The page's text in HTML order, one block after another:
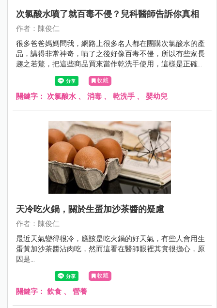
次氯酸水噴了就百毒不侵？兒科醫師告訴你真相
作者：陳俊仁
很多爸爸媽媽問我，網路上很多名人都在團購次氯酸水的產
品，講得非常神奇，噴了之後好像百毒不侵，所以有些家長
趨之若鶩，把這些商品買來當作乾洗手使用，這樣是正確的
收藏
關鍵字： 次氯酸水 、 消毒 、 乾洗手 、 嬰幼兒
天冷吃火鍋，關於生蛋加沙茶醬的疑慮
作者：陳俊仁
最近天氣變得很冷，應該是吃火鍋的好天氣，有些人會用生
蛋黃加沙茶醬沾肉吃，然而這看在醫師眼裡其實很擔心，原
因是...
收藏
關鍵字： 飲食 、 營養